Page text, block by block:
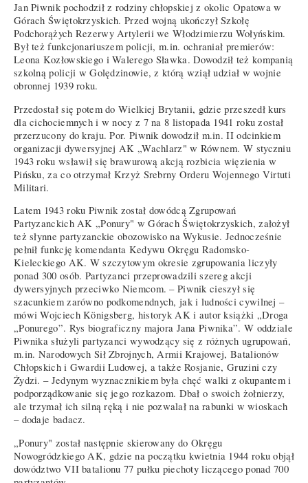
Jan Piwnik pochodził z rodziny chłopskiej z okolic Opatowa w
Górach Świętokrzyskich. Przed wojną ukończył Szkołę
Podchorążych Rezerwy Artylerii we Włodzimierzu Wołyńskim.
Był też funkcjonariuszem policji, m.in. ochraniał premierów:
Leona Kozłowskiego i Walerego Sławka. Dowodził też kompanią
szkolną policji w Golędzinowie, z którą wziął udział w wojnie
obronnej 1939 roku.
Przedostał się potem do Wielkiej Brytanii, gdzie przeszedł kurs
dla cichociemnych i w nocy z 7 na 8 listopada 1941 roku został
przerzucony do kraju. Por. Piwnik dowodził m.in. II odcinkiem
organizacji dywersyjnej AK „Wachlarz" w Równem. W styczniu
1943 roku wsławił się brawurową akcją rozbicia więzienia w
Pińsku, za co otrzymał Krzyż Srebrny Orderu Wojennego Virtuti
Militari.
Latem 1943 roku Piwnik został dowódcą Zgrupowań
Partyzanckich AK „Ponury" w Górach Świętokrzyskich, założył
też słynne partyzanckie obozowisko na Wykusie. Jednocześnie
pełnił funkcję komendanta Kedywu Okręgu Radomsko-
Kieleckiego AK. W szczytowym okresie zgrupowania liczyły
ponad 300 osób. Partyzanci przeprowadzili szereg akcji
dywersyjnych przeciwko Niemcom. – Piwnik cieszył się
szacunkiem zarówno podkomendnych, jak i ludności cywilnej –
mówi Wojciech Königsberg, historyk AK i autor książki „Droga
„Ponurego”. Rys biograficzny majora Jana Piwnika”. W oddziale
Piwnika służyli partyzanci wywodzący się z różnych ugrupowań,
m.in. Narodowych Sił Zbrojnych, Armii Krajowej, Batalionów
Chłopskich i Gwardii Ludowej, a także Rosjanie, Gruzini czy
Żydzi. – Jedynym wyznacznikiem była chęć walki z okupantem i
podporządkowanie się jego rozkazom. Dbał o swoich żołnierzy,
ale trzymał ich silną ręką i nie pozwalał na rabunki w wioskach
– dodaje badacz.
„Ponury" został następnie skierowany do Okręgu
Nowogródzkiego AK, gdzie na początku kwietnia 1944 roku objął
dowództwo VII batalionu 77 pułku piechoty liczącego ponad 700